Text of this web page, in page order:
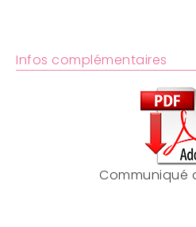
Infos complémentaires
Communiqué